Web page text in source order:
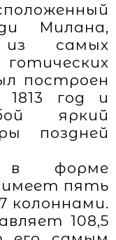
Милана,
самых
построен
год и
яркий
поздней
в форме
имеет пять
колоннами.
108,5